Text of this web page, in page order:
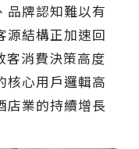
品牌認知難以有
源結構正加速回
消費決策高度
核心用戶邏輯高
店業的持續增長